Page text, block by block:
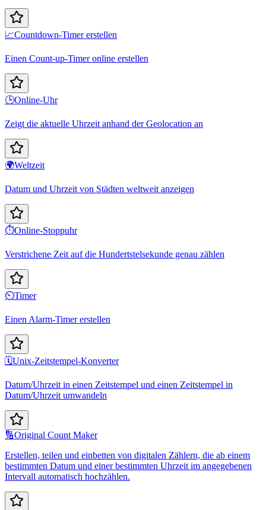
📈Countdown-Timer erstellen
Einen Count-up-Timer online erstellen
🕒Online-Uhr
Zeigt die aktuelle Uhrzeit anhand der Geolocation an
🌍Weltzeit
Datum und Uhrzeit von Städten weltweit anzeigen
⏱️Online-Stoppuhr
Verstrichene Zeit auf die Hundertstelsekunde genau zählen
⏲️Timer
Einen Alarm-Timer erstellen
🗓️Unix-Zeitstempel-Konverter
Datum/Uhrzeit in einen Zeitstempel und einen Zeitstempel in
Datum/Uhrzeit umwandeln
🔢Original Count Maker
Erstellen, teilen und einbetten von digitalen Zählern, die ab einem
bestimmten Datum und einer bestimmten Uhrzeit im angegebenen
Intervall automatisch hochzählen.